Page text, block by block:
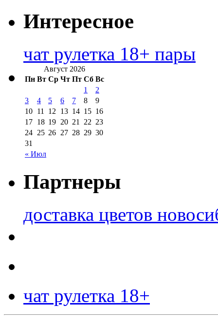
Интересное
чат рулетка 18+ пары
Август 2026
Пн Вт Ср Чт Пт Сб Вс
« Июл
1
2
3
4 5 6 7 8
9
10 11 12 13 14 15 16
17 18 19 20 21 22 23
24 25 26 27 28 29 30
31
Партнеры
доставка цветов
чат рулетка 18+